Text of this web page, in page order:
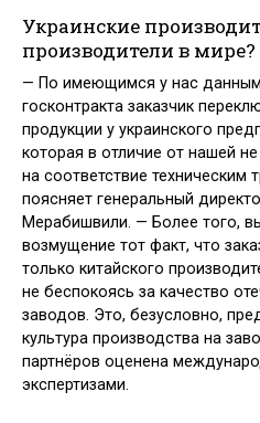
Украинские
производители в мире?
— По имеющимся у нас
госконтракта заказчик
продукции у украинского
которая в отличие от нашей
на соответствие техническим
поясняет генеральный
Мерабишвили. — Более того,
возмущение тот факт, что
только китайского
не беспокоясь за качество
заводов. Это, безусловно,
культура производства на
партнёров оценена
экспертизами.